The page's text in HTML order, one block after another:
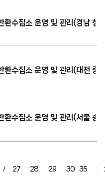
환수집소 운영 및 관리(경남 창
환수집소 운영 및 관리(대전 중
환수집소 운영 및 관리(서울 송
27 28 29 30 35